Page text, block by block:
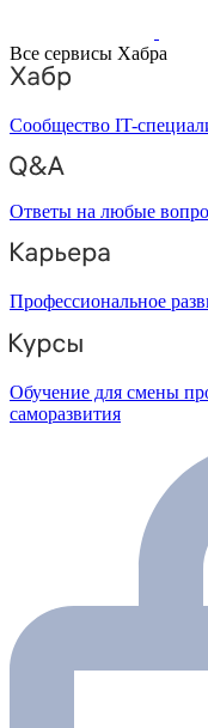
Все сервисы Хабра
Сообщество IT-
Ответы на любые
Профессиональное
Обучение для смены
саморазвития